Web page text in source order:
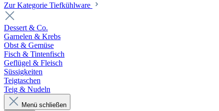
Zur Kategorie Tiefkühlware
Dessert & Co.
Garnelen & Krebs
Obst & Gemüse
Fisch & Tintenfisch
Geflügel & Fleisch
Süssigkeiten
Teigtaschen
Teig & Nudeln
Menü schließen